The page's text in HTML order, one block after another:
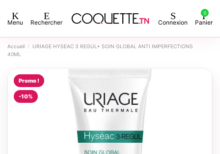
Menu Rechercher Connexion
0
Panier
Accueil
URIAGE HYSEAC 3 REGUL+ SOIN GLOBAL ANTI IMPERFECTIONS
40ML
Promo !
-10%